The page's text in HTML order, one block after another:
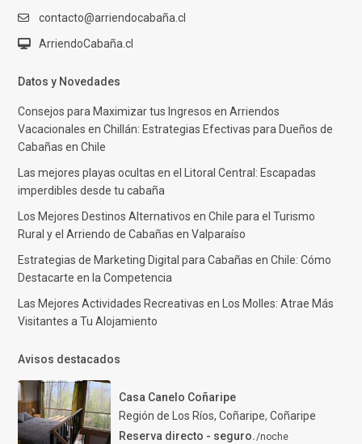
contacto@arriendocabaña.cl
ArriendoCabaña.cl
Datos y Novedades
Consejos para Maximizar tus Ingresos en Arriendos
Vacacionales en Chillán: Estrategias Efectivas para Dueños de
Cabañas en Chile
Las mejores playas ocultas en el Litoral Central: Escapadas
imperdibles desde tu cabaña
Los Mejores Destinos Alternativos en Chile para el Turismo
Rural y el Arriendo de Cabañas en Valparaíso
Estrategias de Marketing Digital para Cabañas en Chile: Cómo
Destacarte en la Competencia
Las Mejores Actividades Recreativas en Los Molles: Atrae Más
Visitantes a Tu Alojamiento
Avisos destacados
Casa Canelo Coñaripe
Región de Los Ríos, Coñaripe, Coñaripe
Reserva directo - seguro./noche